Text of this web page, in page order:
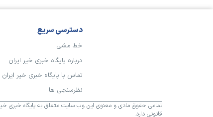
دسترسی سریع
خط مشی
درباره پایگاه خبری خیر ایران
تماس با پایگاه خبری خیر ایران
نظرسنجی ها
تمامی حقوق مادی و معنوی این وب سایت متعلق به پایگاه خبری خیر
قانونی دارد.